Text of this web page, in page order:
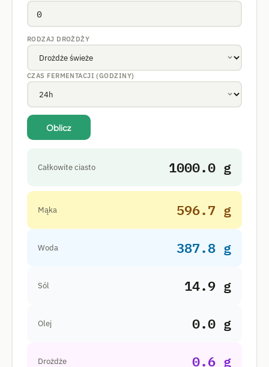
RODZAJ DROŻDŻY
CZAS FERMENTACJI (GODZINY)
Oblicz
Całkowite ciasto 1000.0 g
Mąka 596.7 g
Woda 387.8 g
Sól 14.9 g
Olej 0.0 g
Drożdże 0.6 g